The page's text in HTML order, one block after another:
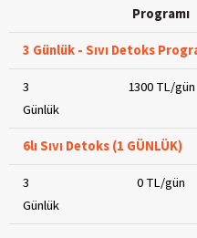
Programı
3 Günlük - Sıvı Detoks
3
Günlük
1300 TL/gün
6lı Sıvı Detoks (1 GÜNLÜK)
3
Günlük
0 TL/gün